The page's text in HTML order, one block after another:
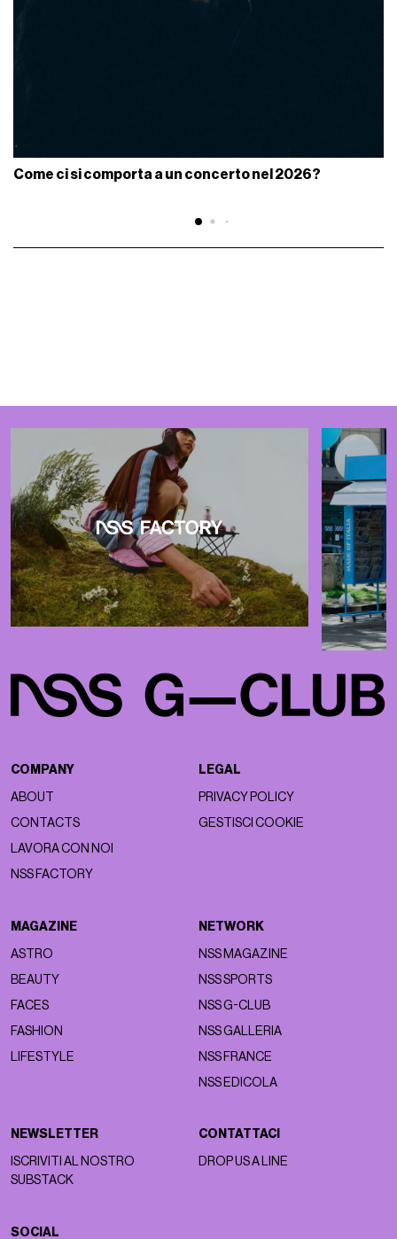
Come ci si comporta a un concerto nel 2026?
COMPANY
ABOUT
CONTACTS
LAVORA CON NOI
NSS FACTORY
LEGAL
PRIVACY POLICY
GESTISCI COOKIE
MAGAZINE
ASTRO
BEAUTY
FACES
FASHION
LIFESTYLE
NETWORK
NSS MAGAZINE
NSS SPORTS
NSS G-CLUB
NSS GALLERIA
NSS FRANCE
NSS EDICOLA
NEWSLETTER
ISCRIVITI AL NOSTRO
SUBSTACK
CONTATTACI
DROP US A LINE
SOCIAL